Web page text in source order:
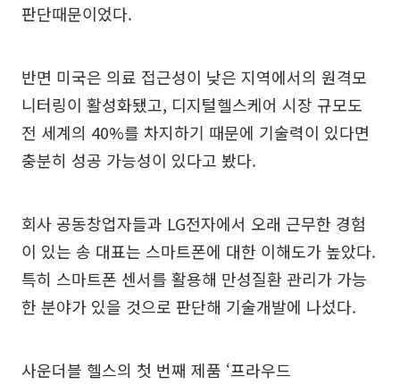
판단때문이었다.
반면 미국은 의료 접근성이 낮은 지역에서의 원격모
니터링이 활성화됐고, 디지털헬스케어 시장 규모도
전 세계의 40%를 차지하기 때문에 기술력이 있다면
충분히 성공 가능성이 있다고 봤다.
회사 공동창업자들과 LG전자에서 오래 근무한 경험
이 있는 송 대표는 스마트폰에 대한 이해도가 높았다.
특히 스마트폰 센서를 활용해 만성질환 관리가 가능
한 분야가 있을 것으로 판단해 기술개발에 나섰다.
사운더블 헬스의 첫 번째 제품 ‘프라우드